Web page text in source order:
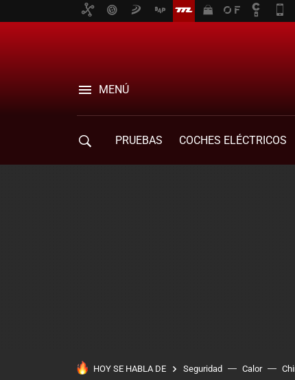
MENÚ
PRUEBAS COCHES ELÉCTRICOS
HOY SE HABLA DE Seguridad Calor